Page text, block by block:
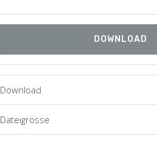
DOWNLOAD
Download
Dateigrösse